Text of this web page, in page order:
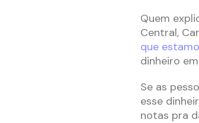
Quem
Central,
que
dinheiro
Se as
esse
notas pra